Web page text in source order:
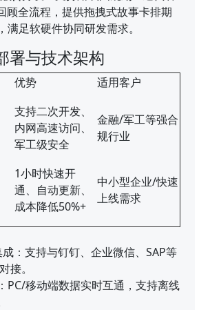
顾全流程，提供拖拽式故事卡排期
满足软硬件协同研发需求。
署与技术架构
优势 适用客户
支持二次开发、
内网高速访问、
军工级安全
金融/军工等强合
规行业
1小时快速开
通、自动更新、
成本降低50%+
中小型企业/快速
上线需求
：支持与钉钉、企业微信、SAP等
接。
PC/移动端数据实时互通，支持离线